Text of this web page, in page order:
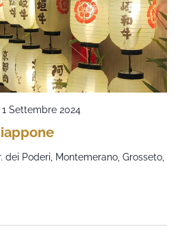
1 Settembre 2024
dei Poderi, Montemerano, Grosseto,